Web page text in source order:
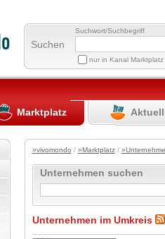
Suchen
Suchwort/Suchbegriff
nur in Kanal Marktplatz
Marktplatz Aktuell
»vivomondo / »Marktplatz/
Unternehmen suchen
Unternehmen im Umkreis